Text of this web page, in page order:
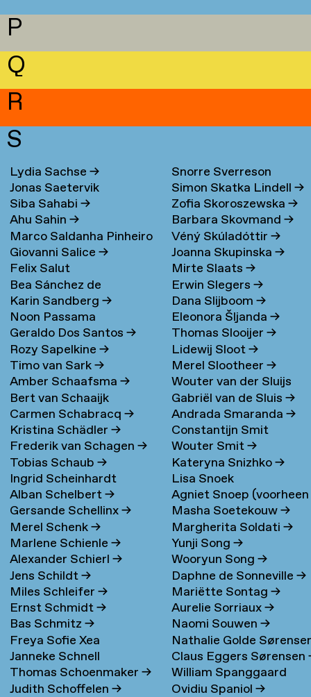
P
Q
R
S
Lydia Sachse→
Jonas Saetervik
Siba Sahabi→
Ahu Sahin→
Marco Saldanha Pinheiro
→
Giovanni Salice→
Felix Salut
Bea Sánchez de
Lamadrid Bayón→
Karin Sandberg→
Noon Passama
Sanpatchayapong→
Geraldo Dos Santos→
Rozy Sapelkine→
Timo van Sark→
Amber Schaafsma→
Bert van Schaaijk
Carmen Schabracq→
Kristina Schädler→
Frederik van Schagen→
Tobias Schaub→
Ingrid Scheinhardt
Alban Schelbert→
Gersande Schellinx→
Merel Schenk→
Marlene Schienle→
Alexander Schierl→
Jens Schildt→
Miles Schleifer→
Ernst Schmidt→
Bas Schmitz→
Freya Sofie Xea
Schneevoigt→
Janneke Schnell
Thomas Schoenmaker→
Judith Schoffelen→
Snorre Sverreson
Skarveland Petlund→
Simon Skatka Lindell→
Zofia Skoroszewska→
Barbara Skovmand→
Véný Skúladóttir→
Joanna Skupinska→
Mirte Slaats→
Erwin Slegers→
Dana Slijboom→
Eleonora Šljanda→
Thomas Slooijer→
Lidewij Sloot→
Merel Slootheer→
Wouter van der Sluijs
Gabriël van de Sluis→
Andrada Smaranda→
Constantijn Smit
Wouter Smit→
Kateryna Snizhko→
Lisa Snoek
Agniet Snoep (voorheen
Meijerman)→
Masha Soetekouw→
Margherita Soldati→
Yunji Song→
Wooryun Song→
Daphne de Sonneville→
Mariëtte Sontag→
Aurelie Sorriaux→
Naomi Souwen→
Nathalie Golde
→
Claus Eggers Sørensen
William Spanggaard
Nielsen→
Ovidiu Spaniol→